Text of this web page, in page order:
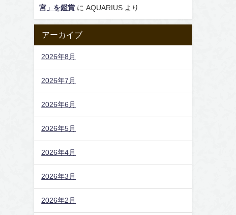
宮」を鑑賞に AQUARIUSより
アーカイブ
2026年8月
2026年7月
2026年6月
2026年5月
2026年4月
2026年3月
2026年2月